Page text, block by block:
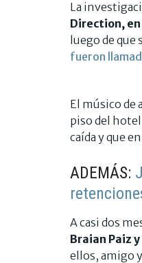
La
Direction,
luego de que
fueron
El músico de
piso del hotel
caída y que
ADEMÁS:
A casi dos
Braian Paiz
ellos, amigo